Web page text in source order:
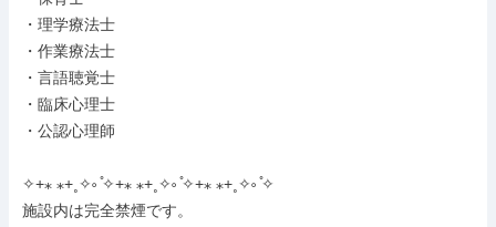
・理学療法士
・作業療法士
・言語聴覚士
・臨床心理士
・公認心理師
✧+⁎ ⁎+˳✧༚ ̊✧+⁎ ⁎+˳✧༚ ̊✧+⁎ ⁎+˳✧༚ ̊✧
施設内は完全禁煙です。